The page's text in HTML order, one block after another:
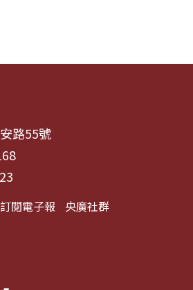
路55號
訂閱電子報 央廣社群